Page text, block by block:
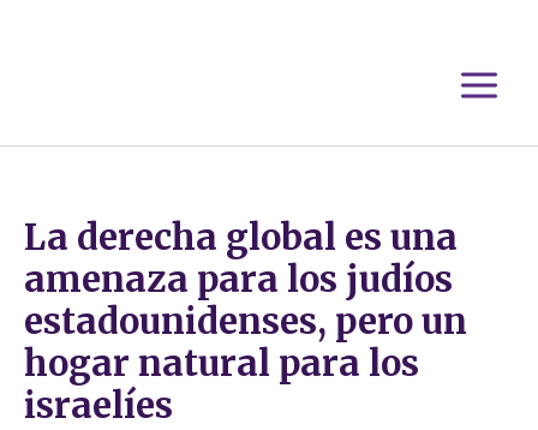
La derecha global es una
amenaza para los judíos
estadounidenses, pero un
hogar natural para los
israelíes